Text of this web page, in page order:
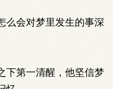
会对梦里发生的事深
第一清醒，他坚信梦